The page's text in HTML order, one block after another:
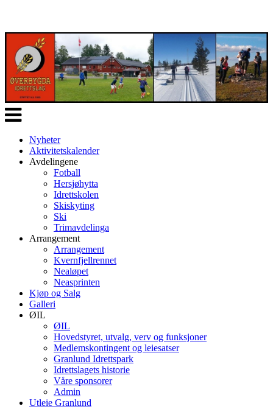
Veksle
navigasjon
Nyheter
Aktivitetskalender
Avdelingene
Fotball
Hersjøhytta
Idrettskolen
Skiskyting
Ski
Trimavdelinga
Arrangement
Arrangement
Kvernfjellrennet
Nealøpet
Neasprinten
Kjøp og Salg
Galleri
ØIL
ØIL
Hovedstyret, utvalg, verv og funksjoner
Medlemskontingent og leiesatser
Granlund Idrettspark
Idrettslagets historie
Våre sponsorer
Admin
Utleie Granlund